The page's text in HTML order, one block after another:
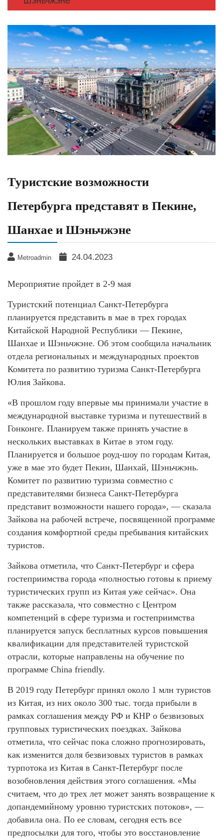
Туристские возможности
Петербурга представят в Пекине,
Шанхае и Шэньчжэне
Metroadmin 24.04.2023
Мероприятие пройдет в 2-9 мая
Туристский потенциал Санкт-Петербурга
планируется представить в мае в трех городах
Китайской Народной Республики — Пекине,
Шанхае и Шэньчжэне. Об этом сообщила начальник
отдела региональных и международных проектов
Комитета по развитию туризма Санкт-Петербурга
Юлия Зайкова.
«В прошлом году впервые мы принимали участие в
международной выставке туризма и путешествий в
Гонконге. Планируем также принять участие в
нескольких выставках в Китае в этом году.
Планируется и большое роуд-шоу по городам Китая,
уже в мае это будет Пекин, Шанхай, Шэньчжэнь.
Комитет по развитию туризма совместно с
представителями бизнеса Санкт-Петербурга
представит возможности нашего города», — сказала
Зайкова на рабочей встрече, посвященной программе
создания комфортной среды пребывания китайских
туристов.
Зайкова отметила, что Санкт-Петербург и сфера
гостеприимства города «полностью готовы к приему
туристических групп из Китая уже сейчас». Она
также рассказала, что совместно с Центром
компетенций в сфере туризма и гостеприимства
планируется запуск бесплатных курсов повышения
квалификации для представителей туристской
отрасли, которые направлены на обучение по
программе China friendly.
В 2019 году Петербург принял около 1 млн туристов
из Китая, из них около 300 тыс. тогда прибыли в
рамках соглашения между РФ и КНР о безвизовых
групповых туристических поездках. Зайкова
отметила, что сейчас пока сложно прогнозировать,
как изменится доля безвизовых туристов в рамках
турпотока из Китая в Санкт-Петербург после
возобновления действия этого соглашения. «Мы
считаем, что до трех лет может занять возвращение к
допандемийному уровню туристских потоков», —
добавила она. По ее словам, сегодня есть все
предпосылки для того, чтобы это восстановление